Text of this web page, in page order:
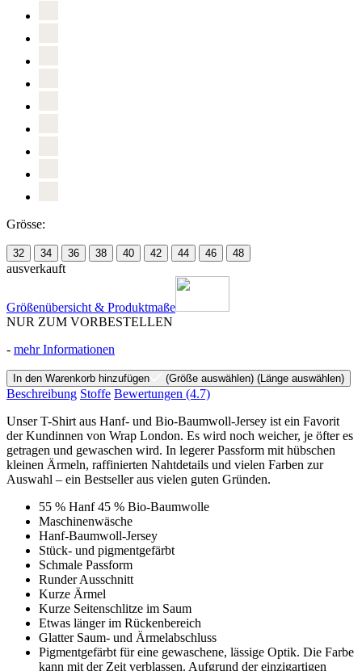
Grösse:
32 34 36 38 40 42 44 46 48
ausverkauft
Größenübersicht & Produktmaße
NUR ZUM VORBESTELLEN
- mehr Informationen
In den Warenkorb hinzufügen (Größe auswählen) (Länge auswählen)
Beschreibung Stoffe Bewertungen (4.7)
Unser T-Shirt aus Hanf- und Bio-Baumwoll-Jersey ist ein Favorit
der Kundinnen von Wrap London. Es wird noch weicher, je öfter es
getragen und gewaschen wird. In legerer Passform mit hübschen
kleinen Ärmeln, raffinierten Nahtdetails und vielen Farben zur
Auswahl – ein Bestseller aus vielen guten Gründen.
55 % Hanf 45 % Bio-Baumwolle
Maschinenwäsche
Hanf-Baumwoll-Jersey
Stück- und pigmentgefärbt
Schmale Passform
Runder Ausschnitt
Kurze Ärmel
Kurze Seitenschlitze im Saum
Etwas länger im Rückenbereich
Glatter Saum- und Ärmelabschluss
Pigmentgefärbt für eine gewaschene, lässige Optik. Die Farbe
kann mit der Zeit verblassen. Aufgrund der einzigartigen